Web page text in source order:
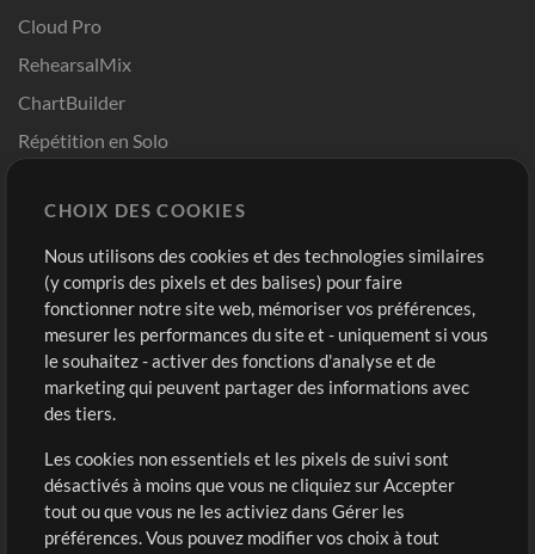
Cloud Pro
RehearsalMix
ChartBuilder
Répétition en Solo
Modèles ProPresenter
Sons
Boutique
Acheter des crédits
Contenu gratuit
Demander les pistes
Extras
Sessions
Compte
Connexion
S'inscrire
CHOIX DES COOKIES
Nous utilisons des cookies et des technologies similaires
(y compris des pixels et des balises) pour faire
fonctionner notre site web, mémoriser vos préférences,
mesurer les performances du site et - uniquement si vous
le souhaitez - activer des fonctions d'analyse et de
marketing qui peuvent partager des informations avec
des tiers.
Les cookies non essentiels et les pixels de suivi sont
désactivés à moins que vous ne cliquiez sur Accepter
tout ou que vous ne les activiez dans Gérer les
préférences. Vous pouvez modifier vos choix à tout